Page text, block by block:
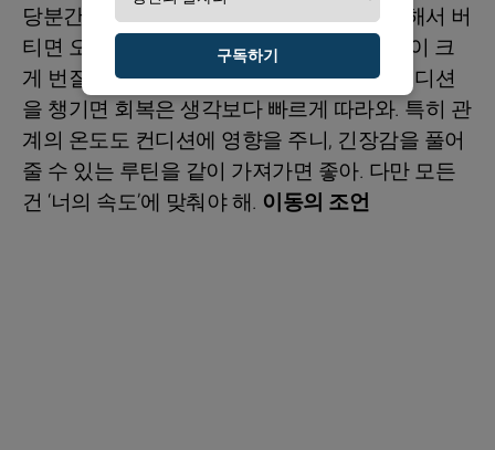
당분간은 ‘몸이 먼저’라는 룰이 중요해. 무리해서 버
티면 오히려 더 피곤해질 수 있고, 작은 불편이 크
게 번질 수 있어. 하지만 어떤 날씨든 너의 컨디션
을 챙기면 회복은 생각보다 빠르게 따라와. 특히 관
계의 온도도 컨디션에 영향을 주니, 긴장감을 풀어
줄 수 있는 루틴을 같이 가져가면 좋아. 다만 모든
건 ‘너의 속도’에 맞춰야 해. 이동의 조언
구독하기